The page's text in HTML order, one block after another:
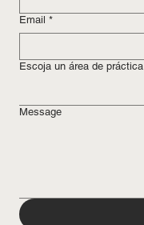
Email *
Escoja un área de práctica
Message